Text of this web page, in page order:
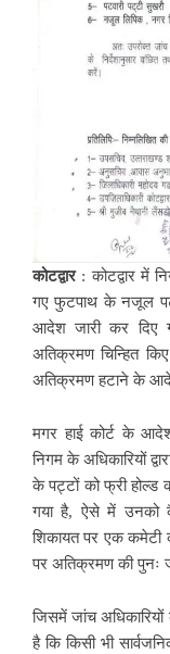
कोटद्वार: कोटद्वार में
गए फुटपाथ के नजूल
आदेश जारी कर दिए
अतिक्रमण चिन्हित
अतिक्रमण हटाने के
मगर हाई कोर्ट के
निगम के अधिकारियों
के पट्टों को फ्री होल्ड
गया है, ऐसे में उनको
शिकायत पर एक कमेटी
पर अतिक्रमण की पुनः
जिसमें जांच अधिकारियों
है कि किसी भी